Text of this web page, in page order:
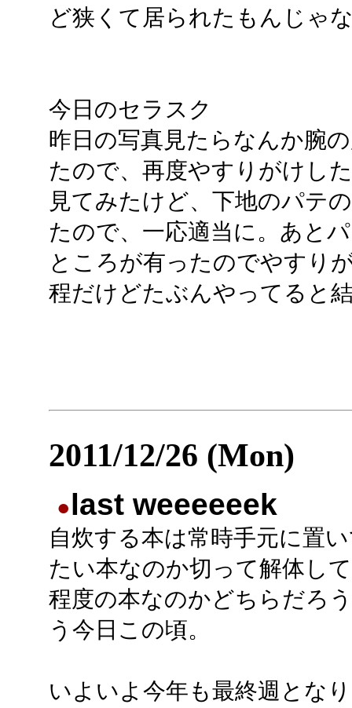
ど狭くて居られたもんじゃ
今日のセラスク
昨日の写真見たらなんか腕
たので、再度やすりがけし
見てみたけど、下地のパテ
たので、一応適当に。あと
ところが有ったのでやすり
程だけどたぶんやってると
2011/12/26 (Mon)
●last weeeeeek
自炊する本は常時手元に置
たい本なのか切って解体し
程度の本なのかどちらだろ
う今日この頃。
いよいよ今年も最終週とな